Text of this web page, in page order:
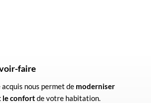
faire
nous permet de moderniser
le confortde votre habitation.